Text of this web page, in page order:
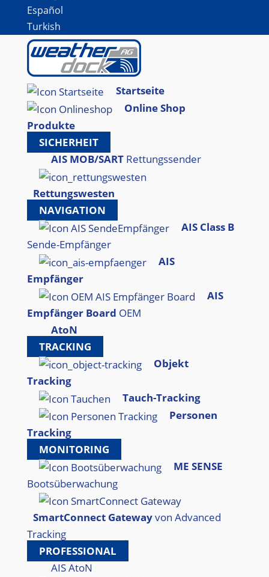
Español
Turkish
Startseite
Online Shop
Produkte
SICHERHEIT
AIS MOB/SARTRettungssender
Rettungswesten
NAVIGATION
AIS Class B
Sende-Empfänger
AIS
Empfänger
AIS
Empfänger Board OEM
AtoN
TRACKING
Objekt
Tracking
Tauch-Tracking
Personen
Tracking
MONITORING
ME SENSE
Bootsüberwachung
SmartConnect Gatewayvon Advanced
Tracking
PROFESSIONAL
AIS AtoN